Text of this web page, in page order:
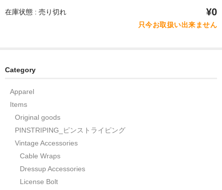
在庫状態 : 売り切れ ¥0
只今お取扱い出来ません
Category
Apparel
Items
Original goods
PINSTRIPING_ピンストライピング
Vintage Accessories
Cable Wraps
Dressup Accessories
License Bolt